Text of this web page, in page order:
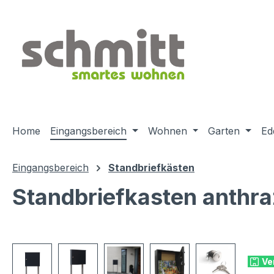
Home Eingangsbereich Wohnen Garten
Eingangsbereich Standbriefkästen
Standbriefkasten